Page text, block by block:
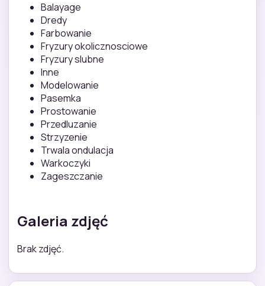
Balayage
Dredy
Farbowanie
Fryzury okolicznosciowe
Fryzury slubne
Inne
Modelowanie
Pasemka
Prostowanie
Przedluzanie
Strzyzenie
Trwala ondulacja
Warkoczyki
Zageszczanie
Galeria zdjęć
Brak zdjęć.